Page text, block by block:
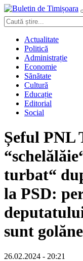
Actualitate
Politică
Administrație
Economie
Sănătate
Cultură
Educație
Editorial
Social
Șeful PNL
turbat“
la PSD:
sunt
26.02.2024 - 20:21